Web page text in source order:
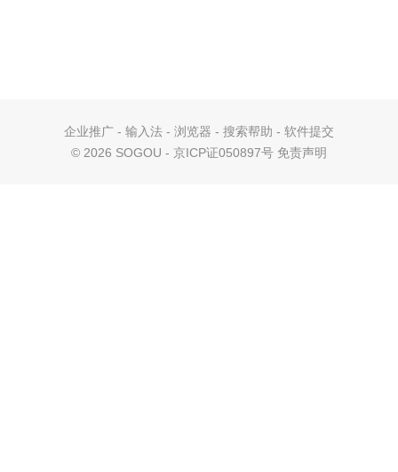
企业推广 - 输入法 - 浏览器 - 搜索帮助 - 软件提交
© 2026 SOGOU - 京ICP证050897号 免责声明